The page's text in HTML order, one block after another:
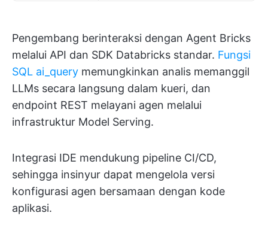
Pengembang berinteraksi dengan Agent Bricks
melalui API dan SDK Databricks standar. Fungsi
SQL ai_query memungkinkan analis memanggil
LLMs secara langsung dalam kueri, dan
endpoint REST melayani agen melalui
infrastruktur Model Serving.
Integrasi IDE mendukung pipeline CI/CD,
sehingga insinyur dapat mengelola versi
konfigurasi agen bersamaan dengan kode
aplikasi.